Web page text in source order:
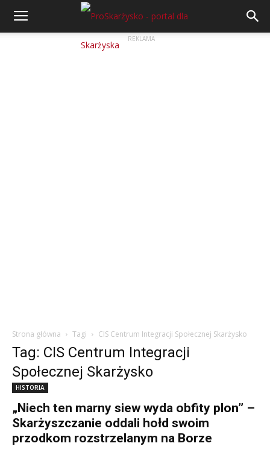
REKLAMA
Strona główna Tagi CIS Centrum Integracji Społecznej Skarżysko
Tag: CIS Centrum Integracji
Społecznej Skarżysko
HISTORIA
„Niech ten marny siew wyda obfity plon” –
Skarżyszczanie oddali hołd swoim
przodkom rozstrzelanym na Borze